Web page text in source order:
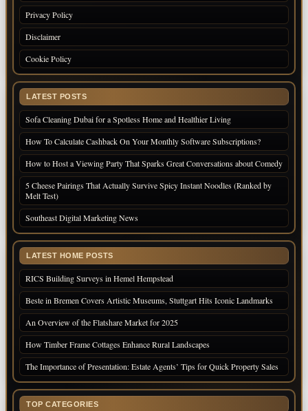
Privacy Policy
Disclaimer
Cookie Policy
LATEST POSTS
Sofa Cleaning Dubai for a Spotless Home and Healthier Living
How To Calculate Cashback On Your Monthly Software Subscriptions?
How to Host a Viewing Party That Sparks Great Conversations about Comedy
5 Cheese Pairings That Actually Survive Spicy Instant Noodles (Ranked by
Melt Test)
Southeast Digital Marketing News
LATEST HOME POSTS
RICS Building Surveys in Hemel Hempstead
Beste in Bremen Covers Artistic Museums, Stuttgart Hits Iconic Landmarks
An Overview of the Flatshare Market for 2025
How Timber Frame Cottages Enhance Rural Landscapes
The Importance of Presentation: Estate Agents’ Tips for Quick Property Sales
TOP CATEGORIES